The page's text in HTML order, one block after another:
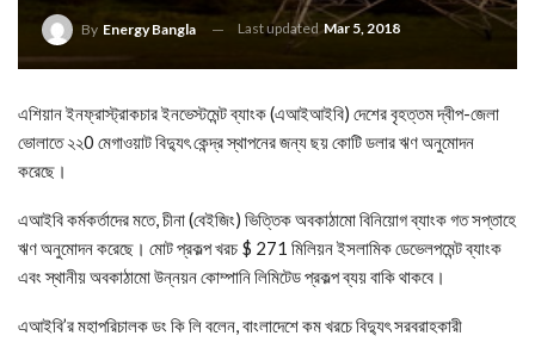
By Energy Bangla Last updatedMar 5, 2018
এশিয়ান ইনফ্রাস্ট্রাকচার ইনভেস্টমেন্ট ব্যাংক (এআইআইবি) দেশের বৃহত্তম দ্বীপ-জেলা
ভোলাতে ২২0 মেগাওয়াট বিদ্যুৎ কেন্দ্র স্থাপনের জন্য ছয় কোটি ডলার ঋণ অনুমোদন
করেছে।
এআইবি কর্মকর্তাদের মতে, চীনা (বেইজিং) ভিত্তিক অবকাঠামো বিনিয়োগ ব্যাংক গত সপ্তাহে
ঋণ অনুমোদন করেছে। মোট প্রকল্প খরচ $ 271 মিলিয়ন ইসলামিক ডেভেলপমেন্ট ব্যাংক
এবং স্থানীয় অবকাঠামো উন্নয়ন কোম্পানি লিমিটেড প্রকল্প ব্যয় বাকি থাকবে।
এআইবি’র মহাপরিচালক ডং কি লি বলেন, বাংলাদেশে কম খরচে বিদ্যুৎ সরবরাহকারী